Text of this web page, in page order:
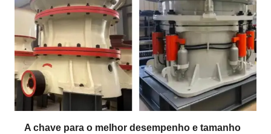
A chave para o melhor desempenho e tamanho